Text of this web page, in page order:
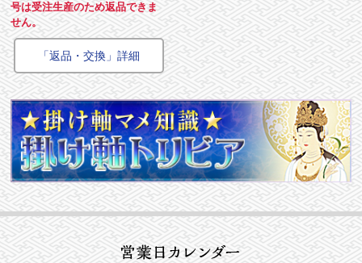
号は受注生産のため返品できま
せん。
「返品・交換」詳細